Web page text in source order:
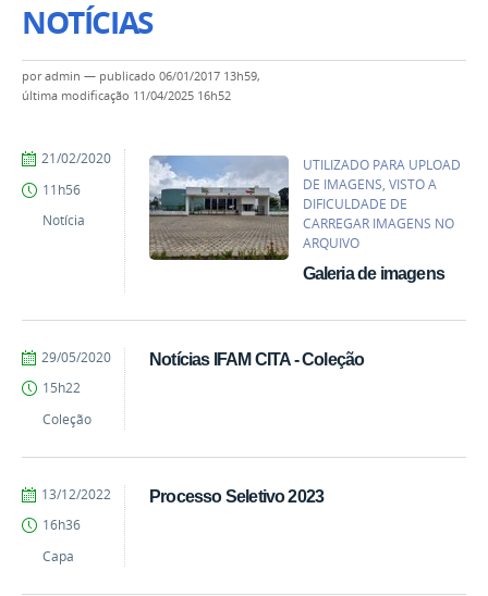
NOTÍCIAS
poradmin — publicado 06/01/2017 13h59,
última modificação 11/04/2025 16h52
UTILIZADO PARA UPLOAD
DE IMAGENS, VISTO A
DIFICULDADE DE
CARREGAR IMAGENS NO
ARQUIVO
Galeria de imagens
by
Rodrigo
Santos
Published
21/02/2020
11h56
Notícia
Notícias IFAM CITA - Coleção
by
Ferronatto
Francener
Published
29/05/2020
15h22
Coleção
Processo Seletivo 2023
by
Ferronatto
Francener
Published
13/12/2022
16h36
Capa